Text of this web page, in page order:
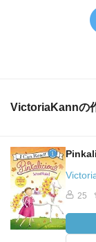
VictoriaKannの
25